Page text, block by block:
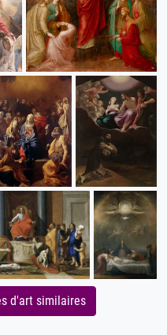
d'art similaires